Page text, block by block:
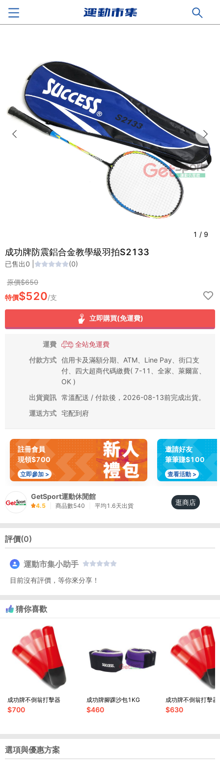
1 / 9
成功牌防震鋁合金教學級羽拍S2133
已售出0 (0)
原價$650
特價$520/支
立即購買(免運費)
運費
全站免運費
付款方式 信用卡及滿額分期、ATM、Line Pay、街口支
付、四大超商代碼繳費( 7-11、全家、萊爾富、
OK )
出貨資訊 常溫配送 / 付款後，2026-08-13前完成出貨。
運送方式 宅配到府
註冊會員
現領$700
立即參加 >
邀請好友
筆筆賺$100
查看活動 >
GetSport運動休閒館
4.5 商品數540 平均 1.6天出貨 逛商店
評價(0)
運動市集小助手
目前沒有評價，等你來分享！
猜你喜歡
成功牌不倒翁打擊器
$700
成功牌腳踝沙包1KG
$460
成功牌不倒翁打擊器
$630
選項與優惠方案